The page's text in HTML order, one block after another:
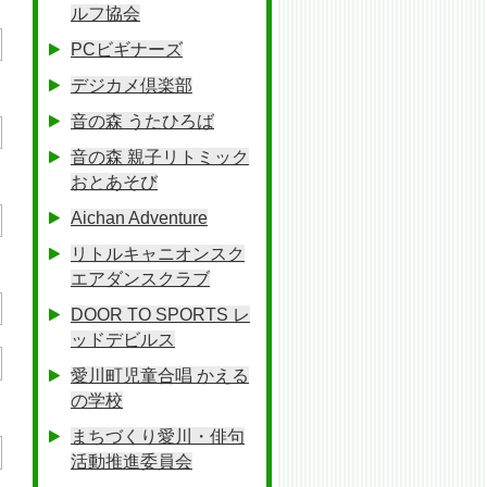
ルフ協会
PCビギナーズ
デジカメ倶楽部
音の森 うたひろば
音の森 親子リトミック
おとあそび
Aichan Adventure
リトルキャニオンスク
エアダンスクラブ
DOOR TO SPORTS レ
ッドデビルス
愛川町児童合唱 かえる
の学校
まちづくり愛川・俳句
活動推進委員会